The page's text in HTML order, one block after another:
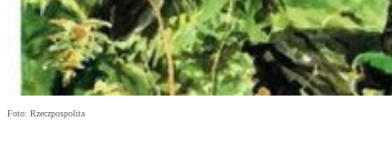
Foto: Rzeczpospolita